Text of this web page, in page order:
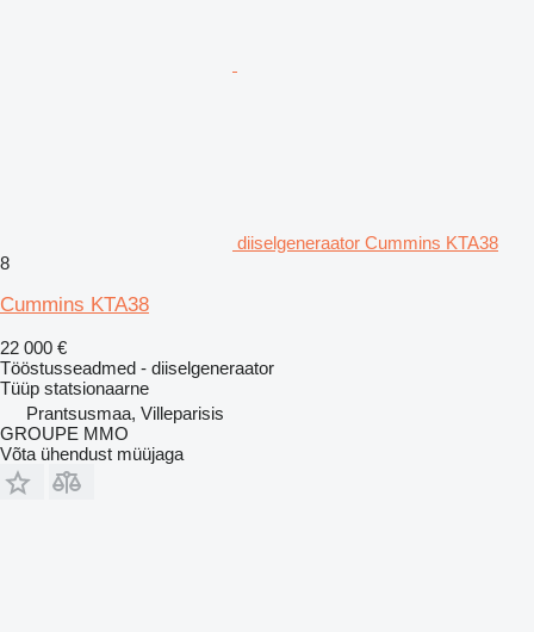
diiselgeneraator Cummins KTA38
8
Cummins KTA38
22 000 €
Tööstusseadmed - diiselgeneraator
Tüüp statsionaarne
Prantsusmaa, Villeparisis
GROUPE MMO
Võta ühendust müüjaga